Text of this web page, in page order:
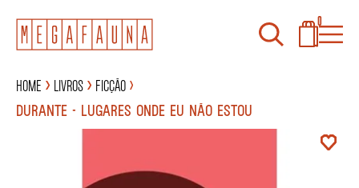
0
Home Livros
Ficção
DURANTE - LUGARES ONDE EU NÃO ESTOU